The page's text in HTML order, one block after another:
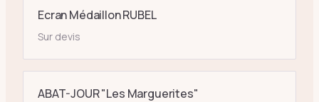
Ecran Médaillon RUBEL
Sur devis
ABAT-JOUR "Les Marguerites"